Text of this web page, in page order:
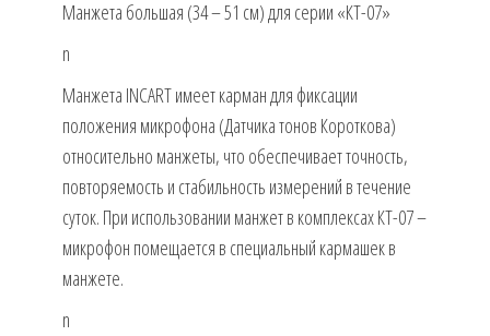
Манжета большая (34 – 51 см) для серии «КТ-07»
n
Манжета INCART имеет карман для фиксации
положения микрофона (Датчика тонов Короткова)
относительно манжеты, что обеспечивает точность,
повторяемость и стабильность измерений в течение
суток. При использовании манжет в комплексах КТ-07 –
микрофон помещается в специальный кармашек в
манжете.
n